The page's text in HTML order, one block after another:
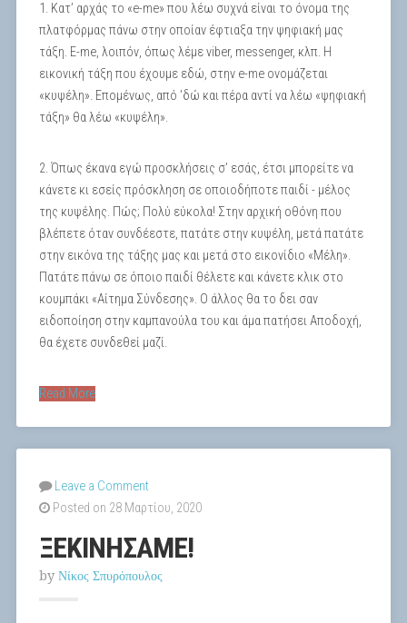
1. Κατ’ αρχάς το «e-me» που λέω συχνά είναι το όνομα της
πλατφόρμας πάνω στην οποίαν έφτιαξα την ψηφιακή μας
τάξη. E-me, λοιπόν, όπως λέμε viber, messenger, κλπ. Η
εικονική τάξη που έχουμε εδώ, στην e-me ονομάζεται
«κυψέλη». Επομένως, από ’δώ και πέρα αντί να λέω «ψηφιακή
τάξη» θα λέω «κυψέλη».
2. Όπως έκανα εγώ προσκλήσεις σ’ εσάς, έτσι μπορείτε να
κάνετε κι εσείς πρόσκληση σε οποιοδήποτε παιδί - μέλος
της κυψέλης. Πώς; Πολύ εύκολα! Στην αρχική οθόνη που
βλέπετε όταν συνδέεστε, πατάτε στην κυψέλη, μετά πατάτε
στην εικόνα της τάξης μας και μετά στο εικονίδιο «Μέλη».
Πατάτε πάνω σε όποιο παιδί θέλετε και κάνετε κλικ στο
κουμπάκι «Αίτημα Σύνδεσης». Ο άλλος θα το δει σαν
ειδοποίηση στην καμπανούλα του και άμα πατήσει Αποδοχή,
θα έχετε συνδεθεί μαζί.
Read More
Leave a Comment
Posted on 28 Μαρτίου, 2020
ΞΕΚΙΝΗΣΑΜΕ!
by Νίκος Σπυρόπουλος